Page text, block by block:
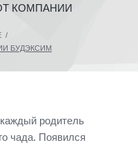
КОМПАНИИ
/
БУДЭКСИМ
родитель
чада. Появился